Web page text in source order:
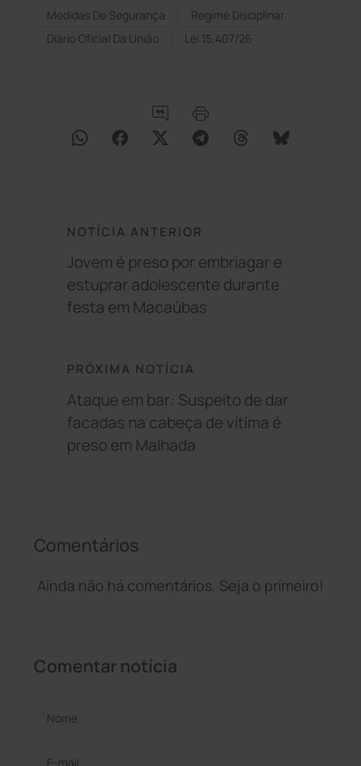
Medidas De Segurança
Regime Disciplinar
Diário Oficial Da União
Lei 15.407/26
NOTÍCIA ANTERIOR
Jovem é preso por embriagar e
estuprar adolescente durante
festa em Macaúbas
PRÓXIMA NOTÍCIA
Ataque em bar: Suspeito de dar
facadas na cabeça de vítima é
preso em Malhada
Comentários
Ainda não há comentários. Seja o primeiro!
Comentar notícia